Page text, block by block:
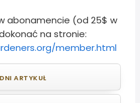
abonamencie (od 25$ w
na stronie:
member.html
ARTYKUŁ